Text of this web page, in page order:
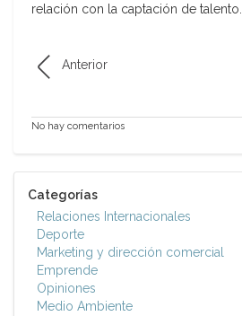
relación con la captación de talento.
Anterior
No hay comentarios
Categorías
Relaciones Internacionales
Deporte
Marketing y dirección comercial
Emprende
Opiniones
Medio Ambiente